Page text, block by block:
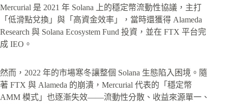
Mercurial 是 2021 年 Solana 上的穩定幣流動性協議，主打
「低滑點兌換」與「高資金效率」，當時還獲得 Alameda
Research 與 Solana Ecosystem Fund 投資，並在 FTX 平台完
成 IEO。
然而，2022 年的市場寒冬讓整個 Solana 生態陷入困境。隨
著 FTX 與 Alameda 的崩潰，Mercurial 代表的「穩定幣
AMM 模式」也逐漸失效——流動性分散、收益來源單一、